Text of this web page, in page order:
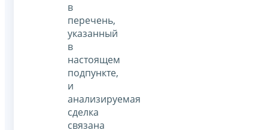
в
перечень,
указанный
в
настоящем
подпункте,
и
анализируемая
сделка
связана